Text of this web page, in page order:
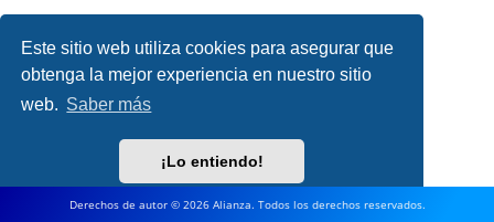
Este sitio web utiliza cookies para asegurar que
obtenga la mejor experiencia en nuestro sitio
web. Saber más
¡Lo entiendo!
Derechos de autor © 2026 Alianza. Todos los derechos reservados.